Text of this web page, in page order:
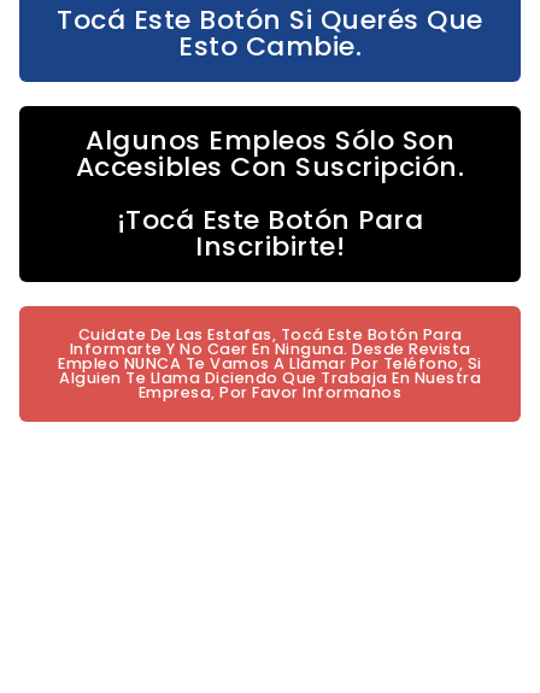
Tocá Este Botón Si Querés Que
Esto Cambie.
Algunos Empleos Sólo Son
Accesibles Con Suscripción.
¡Tocá Este Botón Para
Inscribirte!
Cuidate De Las Estafas, Tocá Este Botón Para
Informarte Y No Caer En Ninguna. Desde Revista
Empleo NUNCA Te Vamos A Llamar Por Teléfono, Si
Alguien Te Llama Diciendo Que Trabaja En Nuestra
Empresa, Por Favor Informanos